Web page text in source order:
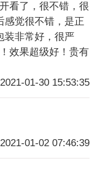
看了，很不错，很
感觉很不错，是正
装非常好，很严
效果超级好！贵有
2021-01-30 15:53:35
2021-01-02 07:46:39